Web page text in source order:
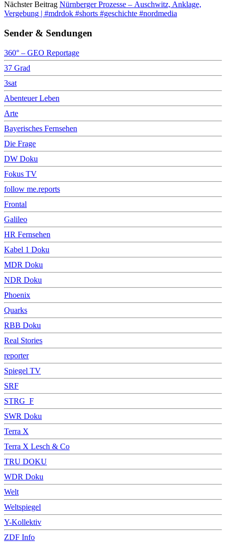
Nächster Beitrag Nürnberger Prozesse – Auschwitz, Anklage,
Vergebung | #mdrdok #shorts #geschichte #nordmedia
Sender & Sendungen
360° – GEO Reportage
37 Grad
3sat
Abenteuer Leben
Arte
Bayerisches Fernsehen
Die Frage
DW Doku
Fokus TV
follow me.reports
Frontal
Galileo
HR Fernsehen
Kabel 1 Doku
MDR Doku
NDR Doku
Phoenix
Quarks
RBB Doku
Real Stories
reporter
Spiegel TV
SRF
STRG_F
SWR Doku
Terra X
Terra X Lesch & Co
TRU DOKU
WDR Doku
Welt
Weltspiegel
Y-Kollektiv
ZDF Info